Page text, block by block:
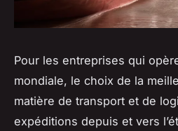
Pour les entreprises qui
mondiale, le choix de la
matière de transport et de
expéditions depuis et vers